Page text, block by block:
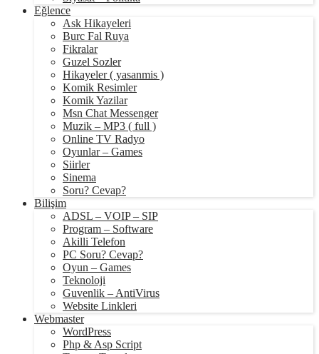
Eğlence
Ask Hikayeleri
Burc Fal Ruya
Fikralar
Guzel Sozler
Hikayeler ( yasanmis )
Komik Resimler
Komik Yazilar
Msn Chat Messenger
Muzik – MP3 ( full )
Online TV Radyo
Oyunlar – Games
Siirler
Sinema
Soru? Cevap?
Bilişim
ADSL – VOIP – SIP
Program – Software
Akilli Telefon
PC Soru? Cevap?
Oyun – Games
Teknoloji
Guvenlik – AntiVirus
Website Linkleri
Webmaster
WordPress
Php & Asp Script